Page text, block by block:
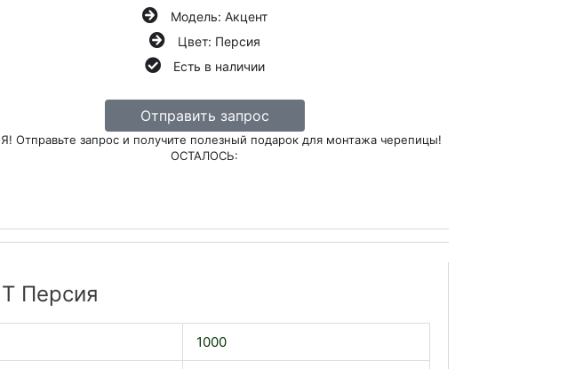
Модель: Акцент
Цвет: Персия
Есть в наличии
Отправить запрос
Отправьте запрос и получите полезный подарок для монтажа черепицы!
ОСТАЛОСЬ:
Персия
1000